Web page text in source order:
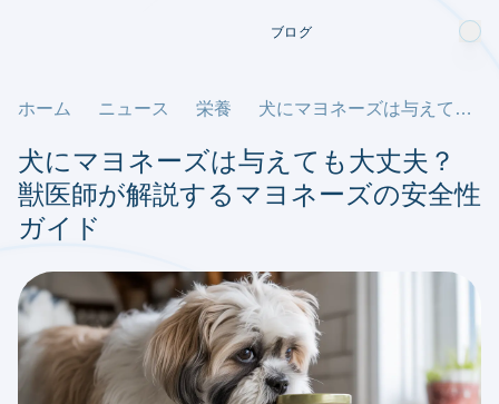
ブログ
ホーム ニュース 栄養 犬にマヨネーズは与えても大丈夫？獣医師が解説するマヨネーズの安全性ガイド
犬にマヨネーズは与えても大丈夫？
獣医師が解説するマヨネーズの安全性
ガイド